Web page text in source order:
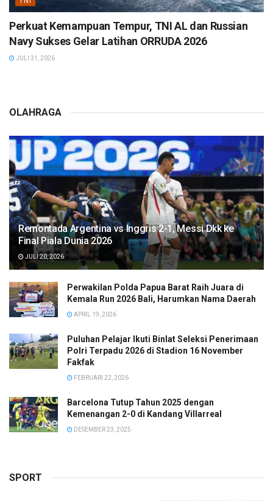
Perkuat Kemampuan Tempur, TNI AL dan Russian
Navy Sukses Gelar Latihan ORRUDA 2026
JULI 31, 2026
OLAHRAGA
Remontada Argentina vs Inggris 2-1, Messi Dkk ke
Final Piala Dunia 2026
JULI 20, 2026
Perwakilan Polda Papua Barat Raih Juara di
Kemala Run 2026 Bali, Harumkan Nama Daerah
APRIL 19, 2026
Puluhan Pelajar Ikuti Binlat Seleksi Penerimaan
Polri Terpadu 2026 di Stadion 16 November
Fakfak
FEBRUARI 22, 2026
Barcelona Tutup Tahun 2025 dengan
Kemenangan 2-0 di Kandang Villarreal
DESEMBER 23, 2025
SPORT